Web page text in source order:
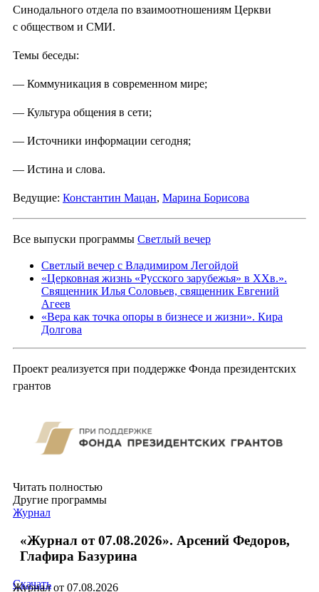
Синодального отдела по взаимоотношениям Церкви
с обществом и СМИ.
Темы беседы:
— Коммуникация в современном мире;
— Культура общения в сети;
— Источники информации сегодня;
— Истина и слова.
Ведущие: Константин Мацан, Марина Борисова
Все выпуски программы Светлый вечер
Светлый вечер с Владимиром Легойдой
«Церковная жизнь «Русского зарубежья» в ХХв.».
Священник Илья Соловьев, священник Евгений
Агеев
«Вера как точка опоры в бизнесе и жизни». Кира
Долгова
Проект реализуется при поддержке Фонда президентских
грантов
Читать полностью
Другие программы
Журнал
«Журнал от 07.08.2026». Арсений Федоров,
Глафира Базурина
Журнал от 07.08.2026
Скачать